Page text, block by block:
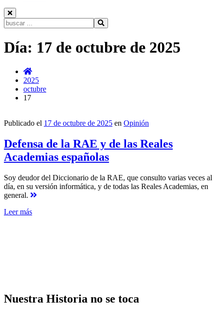
Buscar:
Ir
al
Día: 17 de octubre de 2025
2025
octubre
17
Publicado el 17 de octubre de 2025 en Opinión
Defensa de la RAE y de las Reales
Academias españolas
Soy deudor del Diccionario de la RAE, que consulto varias veces al
día, en su versión informática, y de todas las Reales Academias, en
general.
Leer más
Nuestra Historia no se toca